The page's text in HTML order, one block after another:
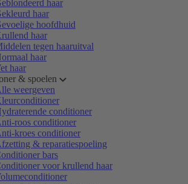
haar
haar
hoofdhuid
haar
tegen haaruitval
haar
haar
& spoelen
weergeven
conditioner
roos conditioner
kroes conditioner
& reparatiespoeling
bars
voor krullend haar